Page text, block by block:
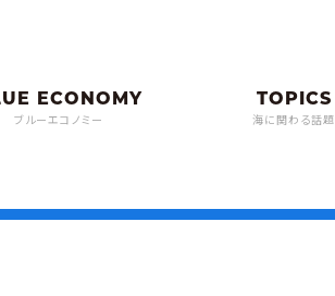
ブルーエコノミー 海に関わる話題